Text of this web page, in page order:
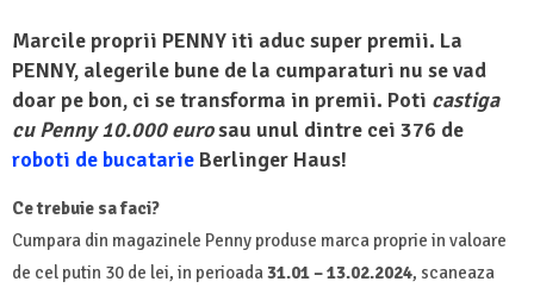
Marcile proprii PENNY iti aduc super premii. La
PENNY, alegerile bune de la cumparaturi nu se vad
doar pe bon, ci se transforma in premii. Poti castiga
cu Penny 10.000 eurosau unul dintre cei 376 de
roboti de bucatarie Berlinger Haus!
Ce trebuie sa faci?
Cumpara din magazinele Penny produse marca proprie in valoare
de cel putin 30 de lei, in perioada31.01 – 13.02.2024, scaneaza